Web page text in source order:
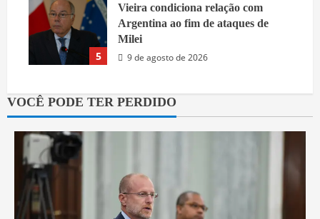
5
Vieira condiciona relação com
Argentina ao fim de ataques de
Milei
9 de agosto de 2026
VOCÊ PODE TER PERDIDO